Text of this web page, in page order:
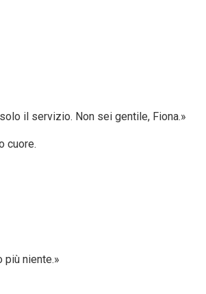
il servizio. Non sei gentile, Fiona.»
cuore.
più niente.»